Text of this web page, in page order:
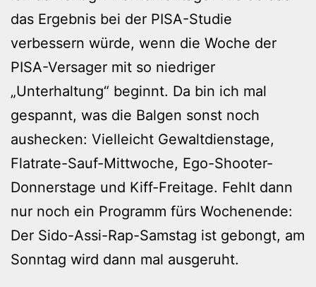
das Ergebnis bei der PISA-Studie
verbessern würde, wenn die Woche der
PISA-Versager mit so niedriger
„Unterhaltung“ beginnt. Da bin ich mal
gespannt, was die Balgen sonst noch
aushecken: Vielleicht Gewaltdienstage,
Flatrate-Sauf-Mittwoche, Ego-Shooter-
Donnerstage und Kiff-Freitage. Fehlt dann
nur noch ein Programm fürs Wochenende:
Der Sido-Assi-Rap-Samstag ist gebongt, am
Sonntag wird dann mal ausgeruht.